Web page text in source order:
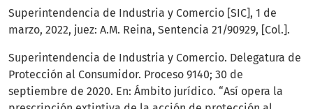
Superintendencia de Industria y Comercio [SIC], 1 de
marzo, 2022, juez: A.M. Reina, Sentencia 21/90929, [Col.].
Superintendencia de Industria y Comercio. Delegatura de
Protección al Consumidor. Proceso 9140; 30 de
septiembre de 2020. En: Ámbito jurídico. “Así opera la